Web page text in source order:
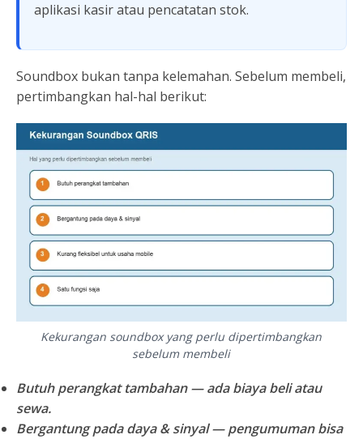
aplikasi kasir atau pencatatan stok.
Soundbox bukan tanpa kelemahan. Sebelum membeli,
pertimbangkan hal-hal berikut:
Kekurangan soundbox yang perlu dipertimbangkan
sebelum membeli
Butuh perangkat tambahan— ada biaya beli atau
sewa.
Bergantung pada daya & sinyal— pengumuman bisa